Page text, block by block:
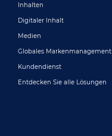
Inhalten
Digitaler Inhalt
Medien
Globales Markenmanagement
Kundendienst
Entdecken Sie alle Lösungen